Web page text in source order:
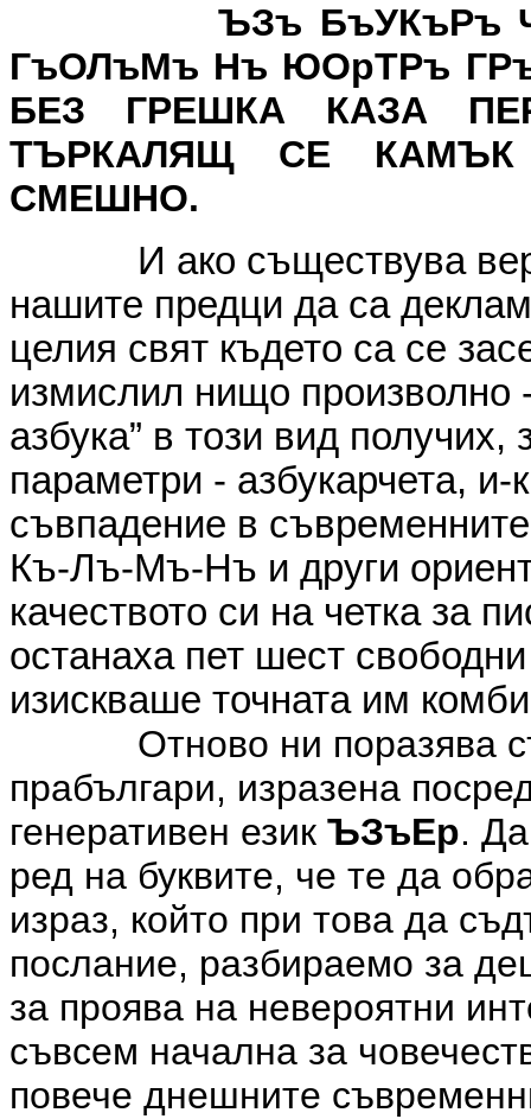
ЪЗъ БъУКъРъ
ГъОЛъМъ Нъ ЮОрТРъ
БЕЗ ГРЕШКА КАЗА
ТЪРКАЛЯЩ СЕ КАМЪК
СМЕШНО.
И ако съществува
нашите предци да са
целия свят където са се
измислил нищо произволно
азбука” в този вид получих,
параметри - азбукарчета, и-
съвпадение в
Къ-Лъ-Мъ-Нъ и други
качеството си на четка за
останаха пет шест
изискваше точната им
Отново ни поразява
прабългари, изразена
генеративен език ЪЗъЕр.
ред на буквите, че те да
израз, който при това да
послание, разбираемо за
за проява на невероятни
съвсем начална за
повече днешните